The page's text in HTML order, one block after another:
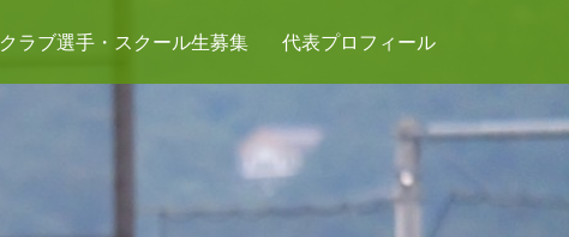
クラブ選手・スクール生募集 代表プロフィール